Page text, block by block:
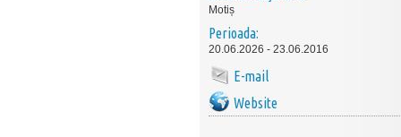
Motiș
Perioada:
20.06.2026 - 23.06.2016
E-mail
Website